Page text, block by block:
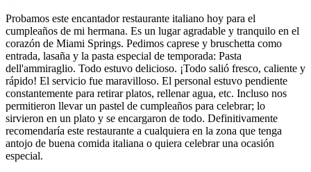
Probamos este encantador restaurante italiano hoy para el
cumpleaños de mi hermana. Es un lugar agradable y tranquilo en el
corazón de Miami Springs. Pedimos caprese y bruschetta como
entrada, lasaña y la pasta especial de temporada: Pasta
dell'ammiraglio. Todo estuvo delicioso. ¡Todo salió fresco, caliente y
rápido! El servicio fue maravilloso. El personal estuvo pendiente
constantemente para retirar platos, rellenar agua, etc. Incluso nos
permitieron llevar un pastel de cumpleaños para celebrar; lo
sirvieron en un plato y se encargaron de todo. Definitivamente
recomendaría este restaurante a cualquiera en la zona que tenga
antojo de buena comida italiana o quiera celebrar una ocasión
especial.